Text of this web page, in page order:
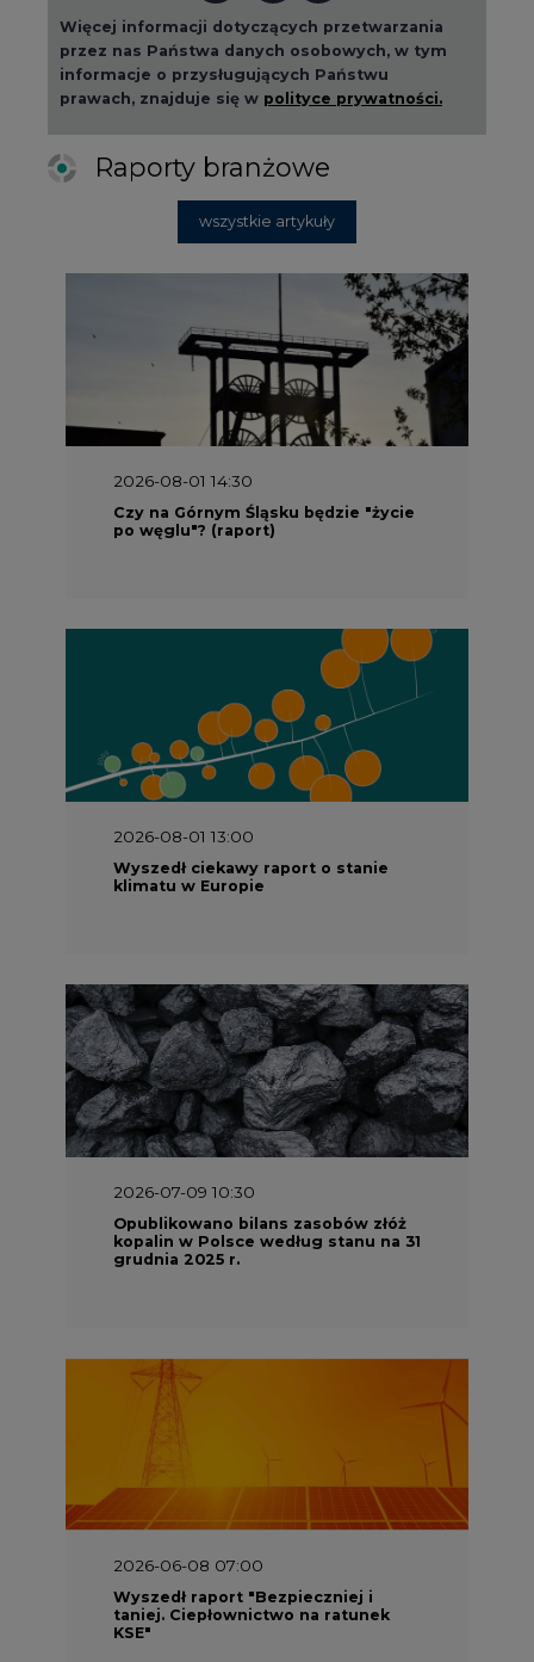
Więcej informacji dotyczących przetwarzania
przez nas Państwa danych osobowych, w tym
informacje o przysługujących Państwu
prawach, znajduje się w polityce prywatności.
Raporty branżowe
wszystkie artykuły
2026-08-01 14:30
Czy na Górnym Śląsku będzie "życie
po węglu"? (raport)
2026-08-01 13:00
Wyszedł ciekawy raport o stanie
klimatu w Europie
2026-07-09 10:30
Opublikowano bilans zasobów złóż
kopalin w Polsce według stanu na 31
grudnia 2025 r.
2026-06-08 07:00
Wyszedł raport "Bezpieczniej i
taniej. Ciepłownictwo na ratunek
KSE"